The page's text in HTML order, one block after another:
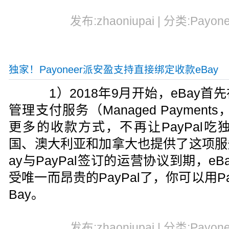
发布:zhaoniupai | 分类
独家！Payoneer派安盈支持直接绑定收款eBay
1）2018年9月开始，eBay首先
管理支付服务（Managed Payments
更多的收款方式，不再让PayPal吃
国、澳大利亚和加拿大也提供了这项
ay与PayPal签订的运营协议到期，
受唯一而昂贵的PayPal了，你可以用
Bay。